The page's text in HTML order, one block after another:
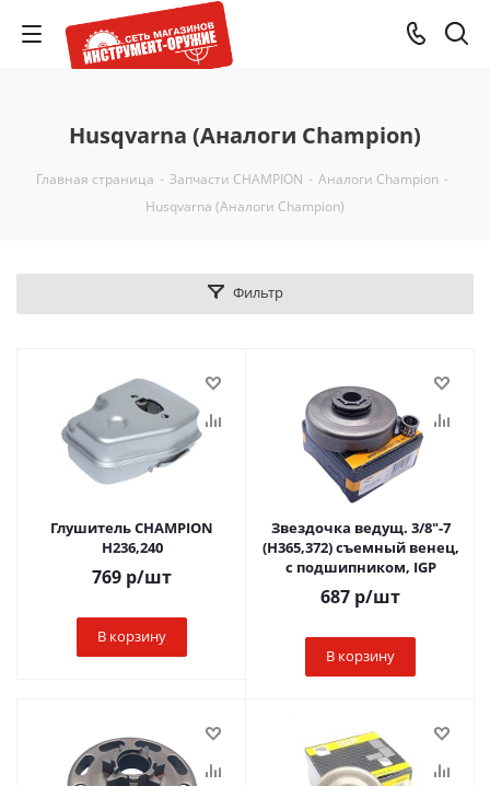
Husqvarna (Аналоги Champion)
Главная страница - Запчасти CHAMPION - Аналоги Champion -
Husqvarna (Аналоги Champion)
Фильтр
Глушитель CHAMPION
H236,240
769 р/шт
В корзину
Звездочка ведущ. 3/8"-7
(H365,372) съемный венец,
с подшипником, IGP
687 р/шт
В корзину